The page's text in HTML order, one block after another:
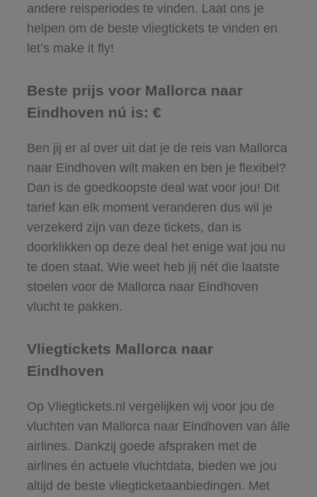
andere reisperiodes te vinden. Laat ons je
helpen om de beste vliegtickets te vinden en
let’s make it fly!
Beste prijs voor Mallorca naar
Eindhoven nú is: €
Ben jij er al over uit dat je de reis van Mallorca
naar Eindhoven wilt maken en ben je flexibel?
Dan is de goedkoopste deal wat voor jou! Dit
tarief kan elk moment veranderen dus wil je
verzekerd zijn van deze tickets, dan is
doorklikken op deze deal het enige wat jou nu
te doen staat. Wie weet heb jij nét die laatste
stoelen voor de Mallorca naar Eindhoven
vlucht te pakken.
Vliegtickets Mallorca naar
Eindhoven
Op Vliegtickets.nl vergelijken wij voor jou de
vluchten van Mallorca naar Eindhoven van álle
airlines. Dankzij goede afspraken met de
airlines én actuele vluchtdata, bieden we jou
altijd de beste vliegticketaanbiedingen. Met